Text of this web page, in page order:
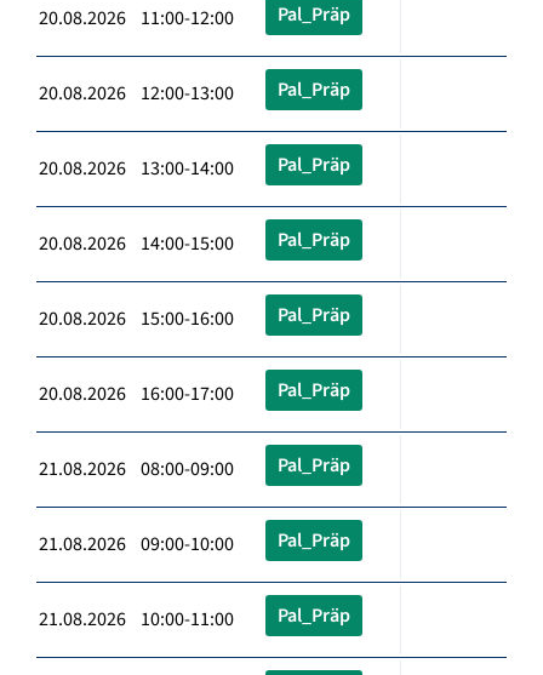
20.08.2026 11:00-12:00 Pal_Präp
20.08.2026 12:00-13:00 Pal_Präp
20.08.2026 13:00-14:00 Pal_Präp
20.08.2026 14:00-15:00 Pal_Präp
20.08.2026 15:00-16:00 Pal_Präp
20.08.2026 16:00-17:00 Pal_Präp
21.08.2026 08:00-09:00 Pal_Präp
21.08.2026 09:00-10:00 Pal_Präp
21.08.2026 10:00-11:00 Pal_Präp